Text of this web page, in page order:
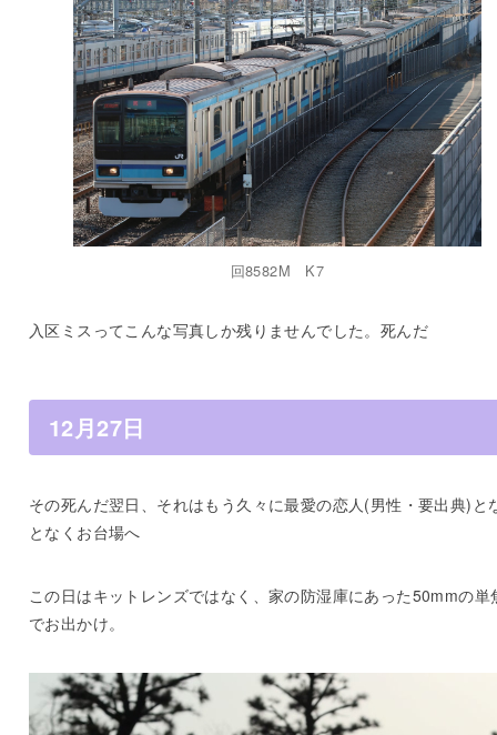
回8582M K7
入区ミスってこんな写真しか残りませんでした。死んだ
12月27日
その死んだ翌日、それはもう久々に最愛の恋人(男性・要出典)と
となくお台場へ
この日はキットレンズではなく、家の防湿庫にあった50mmの単
でお出かけ。